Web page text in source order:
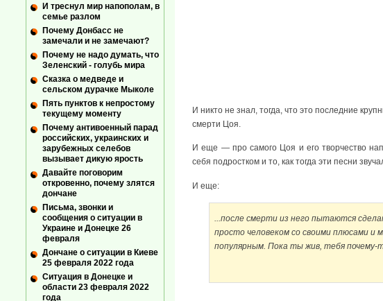
И никто не знал, тогда, что это последние
смерти Цоя.
И еще — про самого Цоя и его творчество
себя подростком и то, как тогда эти песни
И еще:
...после смерти из него пытаются
просто человеком со своими плюсами
популярным. Пока ты жив, тебя почему-
И треснул мир напополам, в
семье разлом
Почему Донбасс не
замечали и не замечают?
Почему не надо думать, что
Зеленский - голубь мира
Сказка о медведе и
сельском дурачке Мыколе
Пять пунктов к непростому
текущему моменту
Почему антивоенный парад
российских, украинских и
зарубежных селебов
вызывает дикую ярость
Давайте поговорим
откровенно, почему злятся
дончане
Письма, звонки и
сообщения о ситуации в
Украине и Донецке 26
февраля
Дончане о ситуации в Киеве
25 февраля 2022 года
Ситуация в Донецке и
области 23 февраля 2022
года